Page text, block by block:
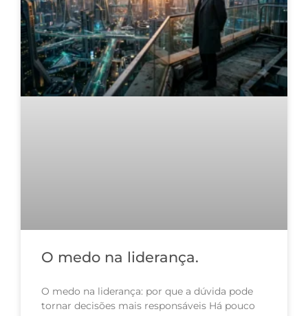
O medo na liderança.
O medo na liderança: por que a dúvida pode
tornar decisões mais responsáveis Há pouco